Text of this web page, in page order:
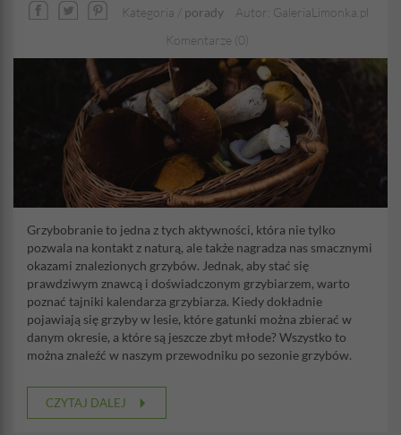
Kategoria / porady
Autor: GaleriaLimonka.pl
Komentarze (0)
Grzybobranie to jedna z tych aktywności, która nie tylko
pozwala na kontakt z naturą, ale także nagradza nas smacznymi
okazami znalezionych grzybów. Jednak, aby stać się
prawdziwym znawcą i doświadczonym grzybiarzem, warto
poznać tajniki kalendarza grzybiarza. Kiedy dokładnie
pojawiają się grzyby w lesie, które gatunki można zbierać w
danym okresie, a które są jeszcze zbyt młode? Wszystko to
można znaleźć w naszym przewodniku po sezonie grzybów.
CZYTAJ DALEJ